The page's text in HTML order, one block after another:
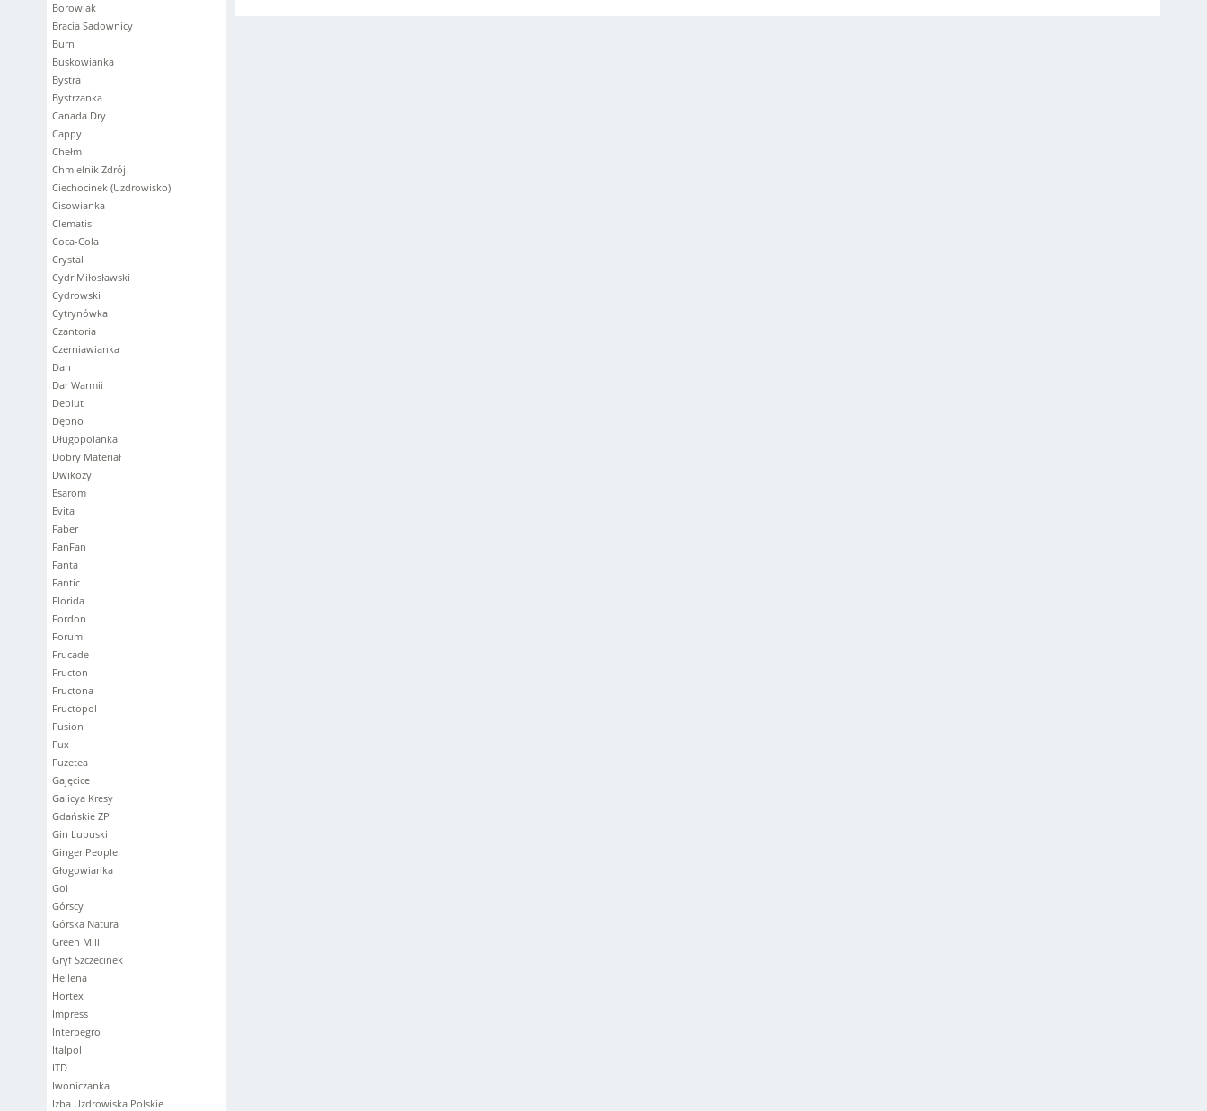
Borowiak
Bracia Sadownicy
Burn
Buskowianka
Bystra
Bystrzanka
Canada Dry
Cappy
Chełm
Chmielnik Zdrój
Ciechocinek (Uzdrowisko)
Cisowianka
Clematis
Coca-Cola
Crystal
Cydr Miłosławski
Cydrowski
Cytrynówka
Czantoria
Czerniawianka
Dan
Dar Warmii
Debiut
Dębno
Długopolanka
Dobry Materiał
Dwikozy
Esarom
Evita
Faber
FanFan
Fanta
Fantic
Florida
Fordon
Forum
Frucade
Fructon
Fructona
Fructopol
Fusion
Fux
Fuzetea
Gajęcice
Galicya Kresy
Gdańskie ZP
Gin Lubuski
Ginger People
Głogowianka
Gol
Górscy
Górska Natura
Green Mill
Gryf Szczecinek
Hellena
Hortex
Impress
Interpegro
Italpol
ITD
Iwoniczanka
Izba Uzdrowiska Polskie